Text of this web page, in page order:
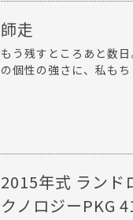
師走
もう残すところあと数
の個性の強さに、私も
2015年式 ランド
クノロジーPKG